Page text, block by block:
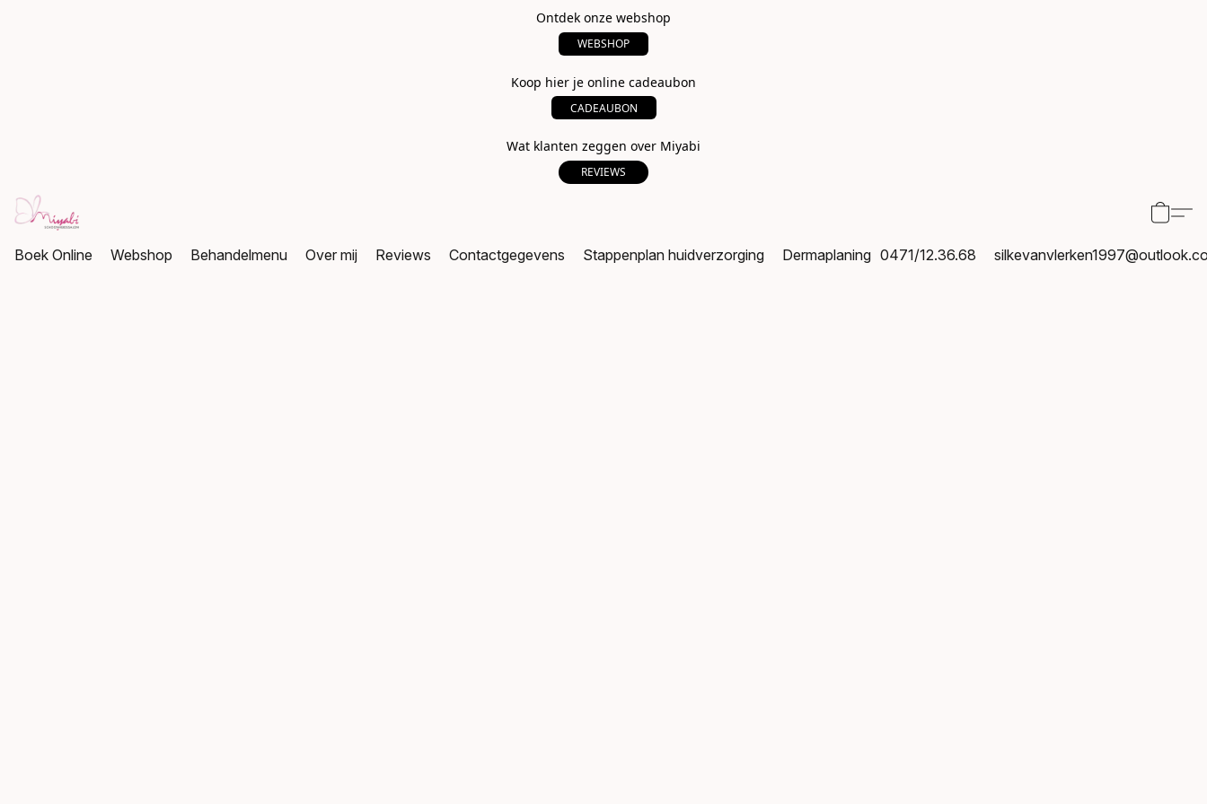
Ontdek onze webshop
WEBSHOP
Koop hier je online cadeaubon
CADEAUBON
Wat klanten zeggen over Miyabi
REVIEWS
Boek Online Webshop Behandelmenu Over mij Reviews Contactgegevens Stappenplan huidverzorging Dermaplaning 0471/12.36.68